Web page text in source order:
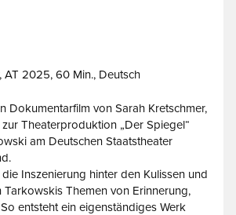
AT 2025, 60 Min., Deutsch
Dokumentarfilm von Sarah Kretschmer,
Theaterproduktion „Der Spiegel“
am Deutschen Staatstheater
Inszenierung hinter den Kulissen und
Tarkowskis Themen von Erinnerung,
entsteht ein eigenständiges Werk